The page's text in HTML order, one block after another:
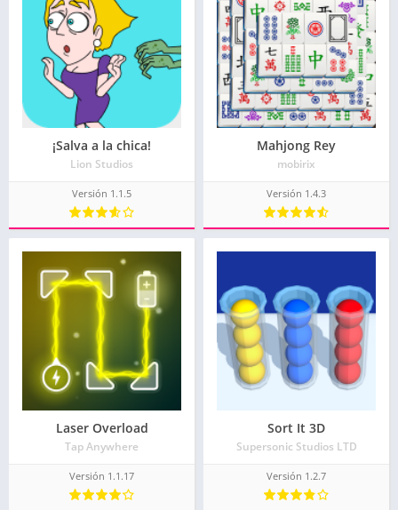
¡Salva a la chica!
Lion Studios
Versión 1.1.5
Mahjong Rey
mobirix
Versión 1.4.3
Laser Overload
Tap Anywhere
Versión 1.1.17
Sort It 3D
Supersonic Studios LTD
Versión 1.2.7